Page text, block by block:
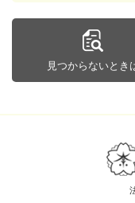
見つからないとき